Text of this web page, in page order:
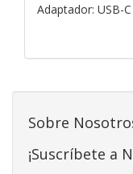
Adaptador: USB-
Sobre
¡Suscríbete a